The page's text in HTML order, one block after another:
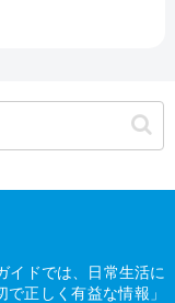
イドでは、日常生活に
正しく有益な情報」